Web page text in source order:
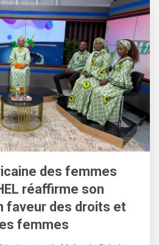
des femmes
réaffirme son
faveur des droits et
femmes